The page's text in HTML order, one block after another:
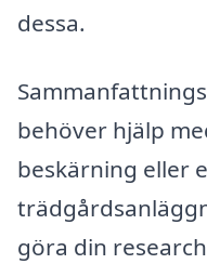
dessa.
behöver hjälp
beskärning eller
göra din